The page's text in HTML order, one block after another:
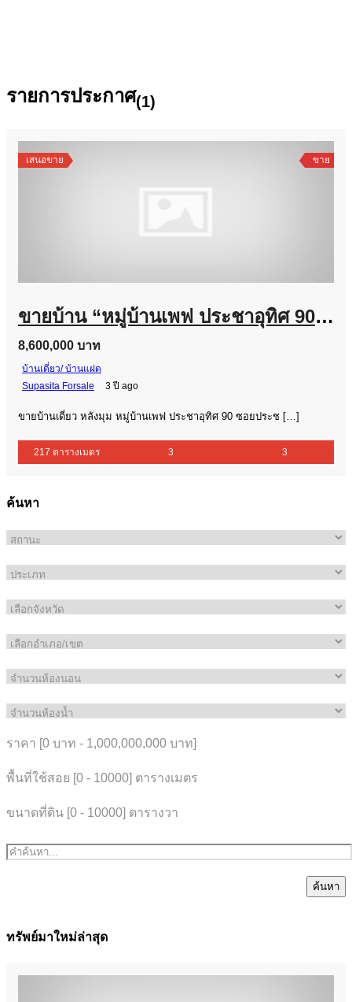
รายการประกาศ(1)
เสนอขาย ขาย
ขายบ้าน “หมู่บ้านเพฟ ประชาอุทิศ 90” บ้านเดี่ยวหลังมุม 2 ชั้น เจ้าของขายเอง
8,600,000 บาท
บ้านเดี่ยว/ บ้านแฝด
Supasita Forsale
3 ปี ago
ขายบ้านเดี่ยว หลังมุม หมู่บ้านเพฟ ประชาอุทิศ 90 ซอยประช […]
217 ตารางเมตร 3 3
ค้นหา
ราคา [0 บาท - 1,000,000,000 บาท]
พื้นที่ใช้สอย [0 - 10000] ตารางเมตร
ขนาดที่ดิน [0 - 10000] ตารางวา
ค้นหา
ทรัพย์มาใหม่ล่าสุด